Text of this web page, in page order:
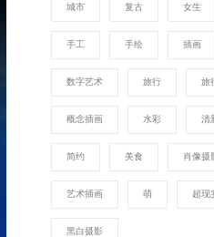
城市 复古 女生
手工 手绘 插画
数字艺术 旅行 旅
概念插画 水彩 清
简约 美食 肖像摄
艺术插画 萌 超现
黑白摄影